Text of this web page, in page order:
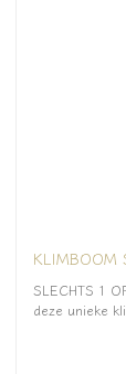
KLIMBOOM
SLECHTS 1
deze unieke